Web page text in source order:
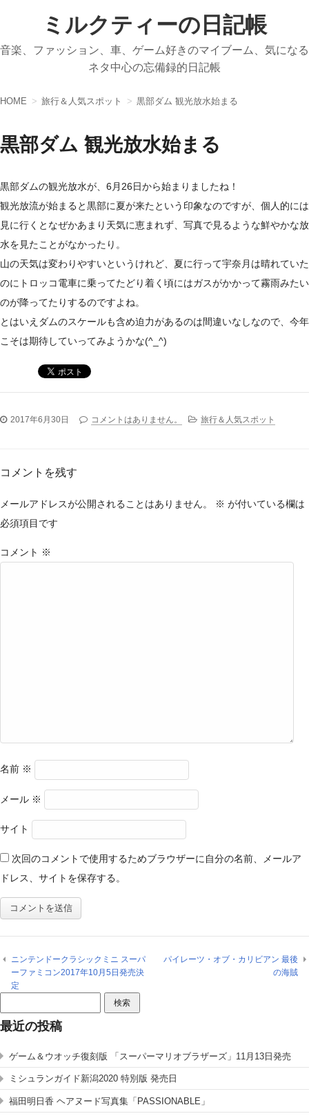
ミルクティーの日記帳
音楽、ファッション、車、ゲーム好きのマイブーム、気になる
ネタ中心の忘備録的日記帳
HOME 旅行＆人気スポット 黒部ダム 観光放水始まる
黒部ダム 観光放水始まる
黒部ダムの観光放水が、6月26日から始まりましたね！
観光放流が始まると黒部に夏が来たという印象なのですが、個人的には
見に行くとなぜかあまり天気に恵まれず、写真で見るような鮮やかな放
水を見たことがなかったり。
山の天気は変わりやすいというけれど、夏に行って宇奈月は晴れていた
のにトロッコ電車に乗ってたどり着く頃にはガスがかかって霧雨みたい
のが降ってたりするのですよね。
とはいえダムのスケールも含め迫力があるのは間違いなしなので、今年
こそは期待していってみようかな(^_^)
2017年6月30日 コメントはありません。 旅行＆人気スポット
コメントを残す
メールアドレスが公開されることはありません。 ※ が付いている欄は
必須項目です
コメント ※
名前 ※
メール ※
サイト
次回のコメントで使用するためブラウザーに自分の名前、メールア
ドレス、サイトを保存する。
ニンテンドークラシックミニ スーパ
ーファミコン2017年10月5日発売決
定
パイレーツ・オブ・カリビアン 最後
の海賊
索:
最近の投稿
ゲーム＆ウオッチ復刻版 「スーパーマリオブラザーズ」11月13日発売
ミシュランガイド新潟2020 特別版 発売日
福田明日香 ヘアヌード写真集「PASSIONABLE」